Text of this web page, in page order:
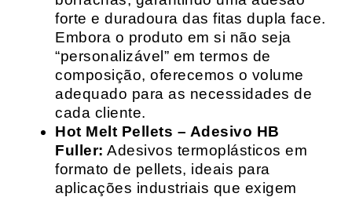
forte e duradoura das fitas dupla face.
Embora o produto em si não seja
“personalizável” em termos de
composição, oferecemos o volume
adequado para as necessidades de
cada cliente.
Hot Melt Pellets – Adesivo HB
Fuller: Adesivos termoplásticos em
formato de pellets, ideais para
aplicações industriais que exigem